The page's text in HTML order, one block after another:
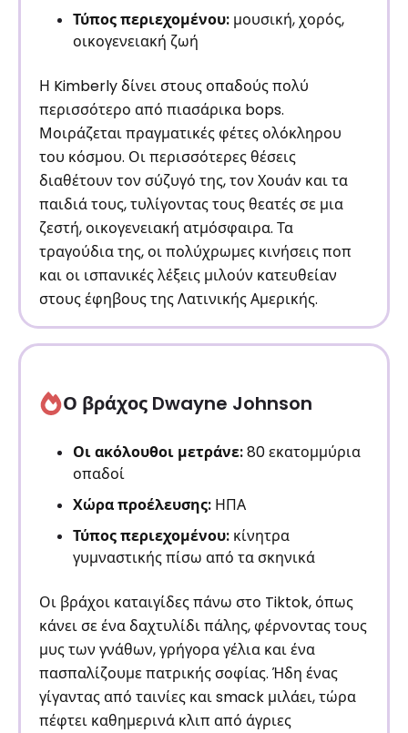
Τύπος περιεχομένου: μουσική, χορός,
οικογενειακή ζωή
Η Kimberly δίνει στους οπαδούς πολύ
περισσότερο από πιασάρικα bops.
Μοιράζεται πραγματικές φέτες ολόκληρου
του κόσμου. Οι περισσότερες θέσεις
διαθέτουν τον σύζυγό της, τον Χουάν και τα
παιδιά τους, τυλίγοντας τους θεατές σε μια
ζεστή, οικογενειακή ατμόσφαιρα. Τα
τραγούδια της, οι πολύχρωμες κινήσεις ποπ
και οι ισπανικές λέξεις μιλούν κατευθείαν
στους έφηβους της Λατινικής Αμερικής.
Ο βράχος Dwayne Johnson
Οι ακόλουθοι μετράνε:80 εκατομμύρια
οπαδοί
Χώρα προέλευσης: ΗΠΑ
Τύπος περιεχομένου: κίνητρα
γυμναστικής πίσω από τα σκηνικά
Οι βράχοι καταιγίδες πάνω στο Tiktok, όπως
κάνει σε ένα δαχτυλίδι πάλης, φέρνοντας τους
μυς των γνάθων, γρήγορα γέλια και ένα
πασπαλίζουμε πατρικής σοφίας. Ήδη ένας
γίγαντας από ταινίες και smack μιλάει, τώρα
πέφτει καθημερινά κλιπ από άγριες